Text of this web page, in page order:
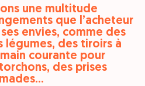
une multitude
que l’acheteur
envies, comme des
légumes, des tiroirs à
courante pour
des prises